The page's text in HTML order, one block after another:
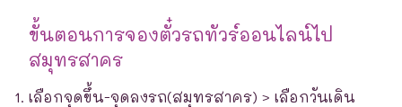
ขั้นตอนการจองตั๋วรถทัวร์ออนไลน์ไป
สมุทรสาคร
เลือกจุดขึ้น-จุดลงรถ(สมุทรสาคร) > เลือกวันเดิน